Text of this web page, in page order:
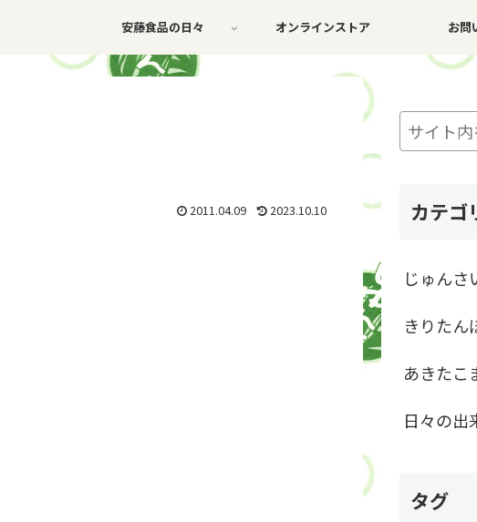
安藤食品の日々 オンラインストア お問
2011.04.09 2023.10.10 カテゴ
じゅんさ
きりたん
あきたこ
日々の出
タグ